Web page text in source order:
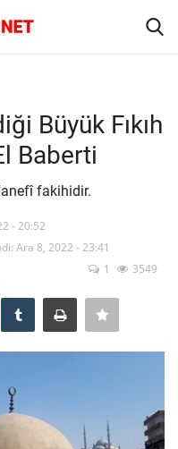
Büyük Fıkıh
Baberti
fakihidir.
- 20:52
Ara 8, 2022 - 23:41
1
3549